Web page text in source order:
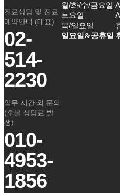
진료상담 및 진료
예약안내 (대표)
02-
514-
2230
업무 시간 외 문의
(후불 상담료 발
생)
010-
4953-
1856
월/화/수/금요일
토요일
목/일요일
일요일&공휴일